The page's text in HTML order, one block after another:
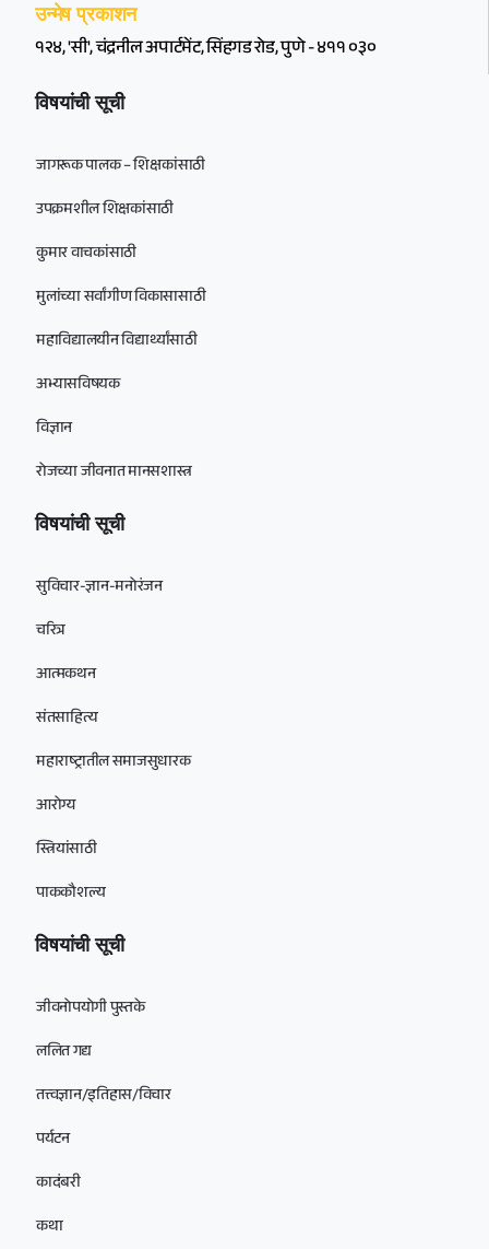
उन्मेष प्रकाशन
१२४, 'सी', चंद्रनील अपार्टमेंट, सिंहगड रोड, पुणे - ४११ ०३०
विषयांची सूची
जागरूक पालक – शिक्षकांसाठी
उपक्रमशील शिक्षकांसाठी
कुमार वाचकांसाठी
मुलांच्या सर्वांगीण विकासासाठी
महाविद्यालयीन विद्यार्थ्यांसाठी
अभ्यासविषयक
विज्ञान
रोजच्या जीवनात मानसशास्त्र
विषयांची सूची
सुविचार-ज्ञान-मनोरंजन
चरित्र
आत्मकथन
संतसाहित्य
महाराष्ट्रातील समाजसुधारक
आरोग्य
स्त्रियांसाठी
पाककौशल्य
विषयांची सूची
जीवनोपयोगी पुस्तके
ललित गद्य
तत्त्वज्ञान/इतिहास/विचार
पर्यटन
कादंबरी
कथा